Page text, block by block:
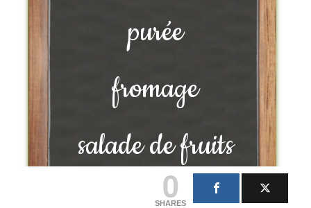
purée
fromage
salade de fruits
0
SHARES